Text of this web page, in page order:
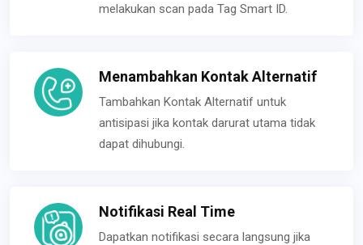
melakukan scan pada Tag Smart ID.
Menambahkan Kontak Alternatif
Tambahkan Kontak Alternatif untuk
antisipasi jika kontak darurat utama tidak
dapat dihubungi.
Notifikasi Real Time
Dapatkan notifikasi secara langsung jika